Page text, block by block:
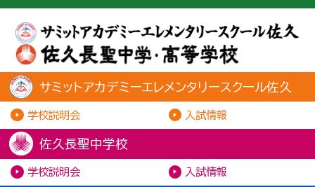
サミットアカデミーエレメンタリースクール佐久
学校説明会 入試情報
佐久長聖中学校
学校説明会 入試情報